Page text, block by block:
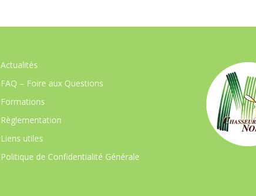
Actualités
FAQ – Foire aux Questions
Formations
Règlementation
Liens utiles
Politique de Confidentialité Générale